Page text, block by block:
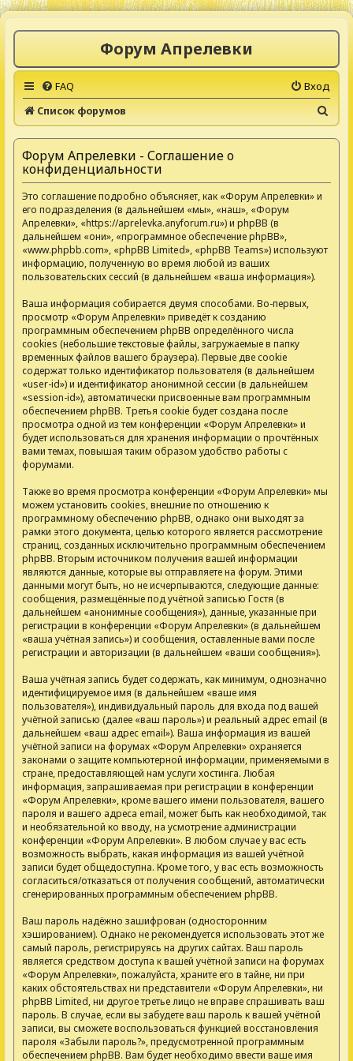
Форум Апрелевки
FAQ
Вход
Список форумов
о
Форум Апрелевки - Соглашение о
конфиденциальности
Это соглашение подробно объясняет, как «Форум Апрелевки» и
его подразделения (в дальнейшем «мы», «наш», «Форум
Апрелевки», «https://aprelevka.anyforum.ru») и phpBB (в
дальнейшем «они», «программное обеспечение phpBB»,
«www.phpbb.com», «phpBB Limited», «phpBB Teams») используют
информацию, полученную во время любой из ваших
пользовательских сессий (в дальнейшем «ваша информация»).
Ваша информация собирается двумя способами. Во-первых,
просмотр «Форум Апрелевки» приведёт к созданию
программным обеспечением phpBB определённого числа
cookies (небольшие текстовые файлы, загружаемые в папку
временных файлов вашего браузера). Первые две cookie
содержат только идентификатор пользователя (в дальнейшем
«user-id») и идентификатор анонимной сессии (в дальнейшем
«session-id»), автоматически присвоенные вам программным
обеспечением phpBB. Третья cookie будет создана после
просмотра одной из тем конференции «Форум Апрелевки» и
будет использоваться для хранения информации о прочтённых
вами темах, повышая таким образом удобство работы с
форумами.
Также во время просмотра конференции «Форум Апрелевки» мы
можем установить cookies, внешние по отношению к
программному обеспечению phpBB, однако они выходят за
рамки этого документа, целью которого является рассмотрение
страниц, созданных исключительно программным обеспечением
phpBB. Вторым источником получения вашей информации
являются данные, которые вы отправляете на форум. Этими
данными могут быть, но не исчерпываются, следующие данные:
сообщения, размещённые под учётной записью Гостя (в
дальнейшем «анонимные сообщения»), данные, указанные при
регистрации в конференции «Форум Апрелевки» (в дальнейшем
«ваша учётная запись») и сообщения, оставленные вами после
регистрации и авторизации (в дальнейшем «ваши сообщения»).
Ваша учётная запись будет содержать, как минимум, однозначно
идентифицируемое имя (в дальнейшем «ваше имя
пользователя»), индивидуальный пароль для входа под вашей
учётной записью (далее «ваш пароль») и реальный адрес email (в
дальнейшем «ваш адрес email»). Ваша информация из вашей
учётной записи на форумах «Форум Апрелевки» охраняется
законами о защите компьютерной информации, применяемыми в
стране, предоставляющей нам услуги хостинга. Любая
информация, запрашиваемая при регистрации в конференции
«Форум Апрелевки», кроме вашего имени пользователя, вашего
пароля и вашего адреса email, может быть как необходимой, так
и необязательной ко вводу, на усмотрение администрации
конференции «Форум Апрелевки». В любом случае у вас есть
возможность выбрать, какая информация из вашей учётной
записи будет общедоступна. Кроме того, у вас есть возможность
согласиться/отказаться от получения сообщений, автоматически
сгенерированных программным обеспечением phpBB.
Ваш пароль надёжно зашифрован (односторонним
хэшированием). Однако не рекомендуется использовать этот же
самый пароль, регистрируясь на других сайтах. Ваш пароль
является средством доступа к вашей учётной записи на форумах
«Форум Апрелевки», пожалуйста, храните его в тайне, ни при
каких обстоятельствах ни представители «Форум Апрелевки», ни
phpBB Limited, ни другое третье лицо не вправе спрашивать ваш
пароль. В случае, если вы забудете ваш пароль к вашей учётной
записи, вы сможете воспользоваться функцией восстановления
пароля «Забыли пароль?», предусмотренной программным
обеспечением phpBB. Вам будет необходимо ввести ваше имя